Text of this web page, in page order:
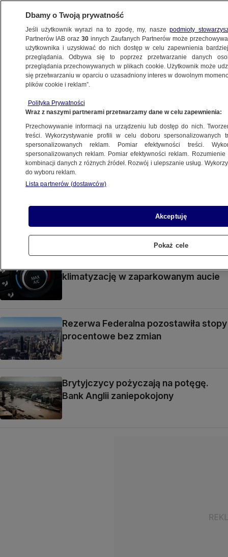
BIZNES
ZE ŚWIATA
Brytyjska minister Amber Rudd
o prawach obywateli po brexicie
Strajk na Akropolu w najbliższy
weekend
Prezydent USA Donald Trump
przekazał pensję ministerstwu
edukacji
klimatyzację w zaparkowanym aucie
Rezerwa Federalna pozostawiła stopy
procentowe bez zmian
Brytyjczycy pożyczają na potęgę.
Bank Anglii zaniepokojony
Dbamy o Twoją prywatność
Jeśli użytkownik wyrazi na to zgodę, my, naszepodmioty
Partnerów IAB oraz30 innych Zaufanych Partnerów może
użytkownika i uzyskiwać do nich dostęp w celu zapewnienia
przeglądania. Odbywa się to poprzez przetwarzanie danych
przeglądania przechowywanych w plikach cookie. Użytkownik może
się przetwarzaniu w oparciu o uzasadniony interes w dowolnym
plików cookie i reklam”.
Polityka Prywatności
Wraz z naszymi partnerami przetwarzamy dane w celu zapewnienia:
Przechowywanie informacji na urządzeniu lub dostęp do nich.
treści. Wykorzystywanie profili w celu doboru spersonalizowanych
spersonalizowanych reklam. Pomiar efektywności treści.
spersonalizowanych reklam. Pomiar efektywności reklam.
kombinacji danych z różnych źródeł. Rozwój i ulepszanie usług.
do wyboru reklam.
Lista partnerów (dostawców)
Akceptuję
Pokaż cele